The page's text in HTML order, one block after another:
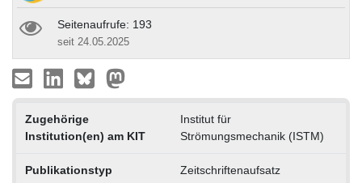
Seitenaufrufe: 193
seit 24.05.2025
Zugehörige
Institution(en) am KIT
Institut für
Strömungsmechanik (ISTM)
Publikationstyp Zeitschriftenaufsatz